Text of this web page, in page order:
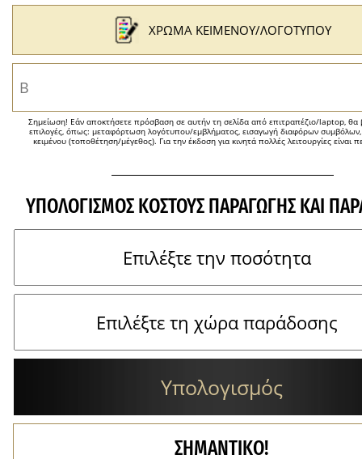
ΧΡΏΜΑ ΚΕΙΜΈΝΟΥ/ΛΟΓΌΤΥΠΟΥ
Σημείωση! Εάν αποκτήσετε πρόσβαση σε αυτήν τη σελίδα από επιτραπέζιο/laptop, θα
επιλογές, όπως: μεταφόρτωση λογότυπου/εμβλήματος, εισαγωγή διαφόρων
κειμένου (τοποθέτηση/μέγεθος). Για την έκδοση για κινητά πολλές λειτουργίες είναι
ΥΠΟΛΟΓΙΣΜΌΣ ΚΌΣΤΟΥΣ ΠΑΡΑΓΩΓΉΣ ΚΑΙ
Υπολογισμός
ΣΗΜΑΝΤΙΚΟ!